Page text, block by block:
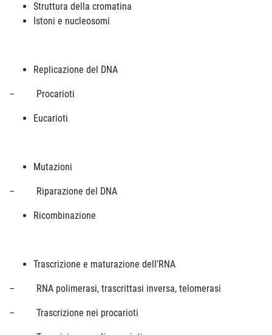
Struttura della cromatina
Istoni e nucleosomi
Replicazione del DNA
– Procarioti
Eucarioti
Mutazioni
– Riparazione del DNA
Ricombinazione
Trascrizione e maturazione dell’RNA
– RNA polimerasi, trascrittasi inversa, telomerasi
– Trascrizione nei procarioti